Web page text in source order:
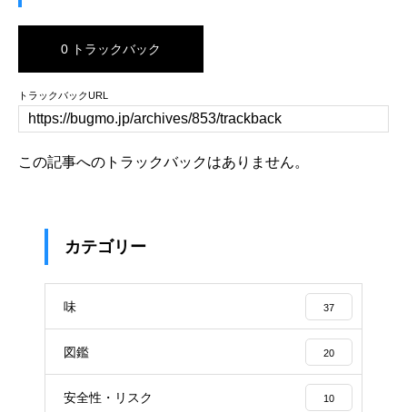
0 トラックバック
トラックバックURL
この記事へのトラックバックはありません。
カテゴリー
味 37
図鑑 20
安全性・リスク 10